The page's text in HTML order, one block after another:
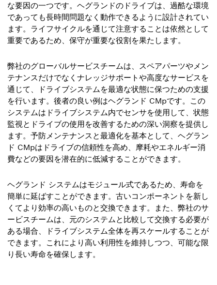
な要因の一つです。ヘグランドのドライブは、過酷な環境
であっても長時間問題なく動作できるように設計されてい
ます。ライフサイクルを通じて注意することは依然として
重要であるため、保守が重要な役割を果たします。
弊社のグローバルサービスチームは、スペアパーツやメン
テナンスだけでなくナレッジサポートや高度なサービスを
通じて、ドライブシステムを最適な状態に保つための支援
を行います。後者の良い例はヘグランド CMpです。この
システムはドライブシステム内でセンサを使用して、状態
監視とドライブの使用を改善するための深い洞察を提供し
ます。予防メンテナンスと最適化を基本として、ヘグラン
ド CMpはドライブの信頼性を高め、摩耗やエネルギー消
費などの要因を潜在的に低減することができます。
ヘグランド システムはモジュール式であるため、寿命を
簡単に延ばすことができます。古いコンポーネントを新し
くてより効率の高いものと交換できます。また、弊社のサ
ービスチームは、元のシステムと比較して交換する必要が
ある場合、ドライブシステム全体を再スケールすることが
できます。これにより高い利用性を維持しつつ、可能な限
り長い寿命を確保します。